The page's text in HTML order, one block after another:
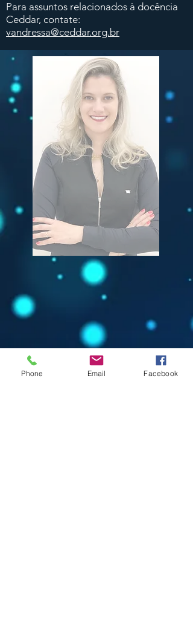
Para assuntos relacionados à docência
Ceddar, contate:
vandressa@ceddar.org.br
Phone Email Facebook